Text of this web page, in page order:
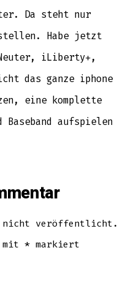
Da steht nur
Habe jetzt
iLiberty+,
das ganze iphone
eine komplette
Baseband aufspielen
nicht veröffentlicht.
mit* markiert